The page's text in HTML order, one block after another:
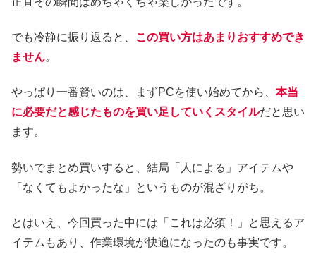
でも冷静に振り返ると、 この買い方はあまりおすすめでき
ません。
やっぱり一番賢いのは、まずPCを使い始めてから、 本当
に必要だと感じたものを買い足していくスタイルだと思い
ます。
勢いでまとめ買いすると、結局「人による」アイテムや
「なくてもよかったな」というものが混ざりがち。
とはいえ、今回買った中には「これは必須！」と思えるア
イテムもあり、作業環境が快適になったのも事実です。